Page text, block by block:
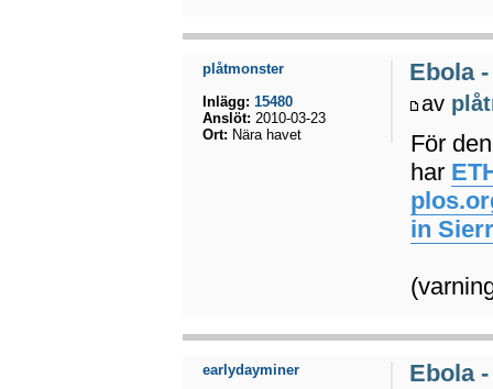
Ebola
av
För
har
in
plåtmonster
Inlägg: 15480
Anslöt: 2010-03-23
Ort: Nära havet
Ebola
earlydayminer